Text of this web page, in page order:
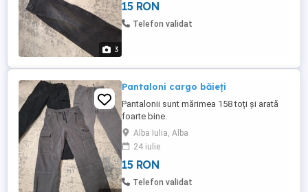
3
15 RON
Telefon validat
Pantaloni cargo băieți
Pantalonii sunt mărimea 158 toți și arată
foarte bine.
Alba Iulia, Alba
24 iulie
15 RON
Telefon validat